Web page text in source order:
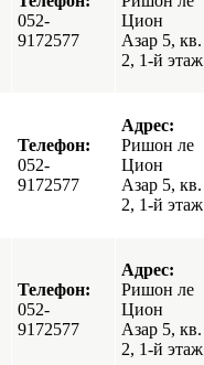
052-
9172577
Цион
Азар 5, кв.
2, 1-й этаж
Телефон:
052-
9172577
Адрес:
Ришон ле
Цион
Азар 5, кв.
2, 1-й этаж
Телефон:
052-
9172577
Адрес:
Ришон ле
Цион
Азар 5, кв.
2, 1-й этаж